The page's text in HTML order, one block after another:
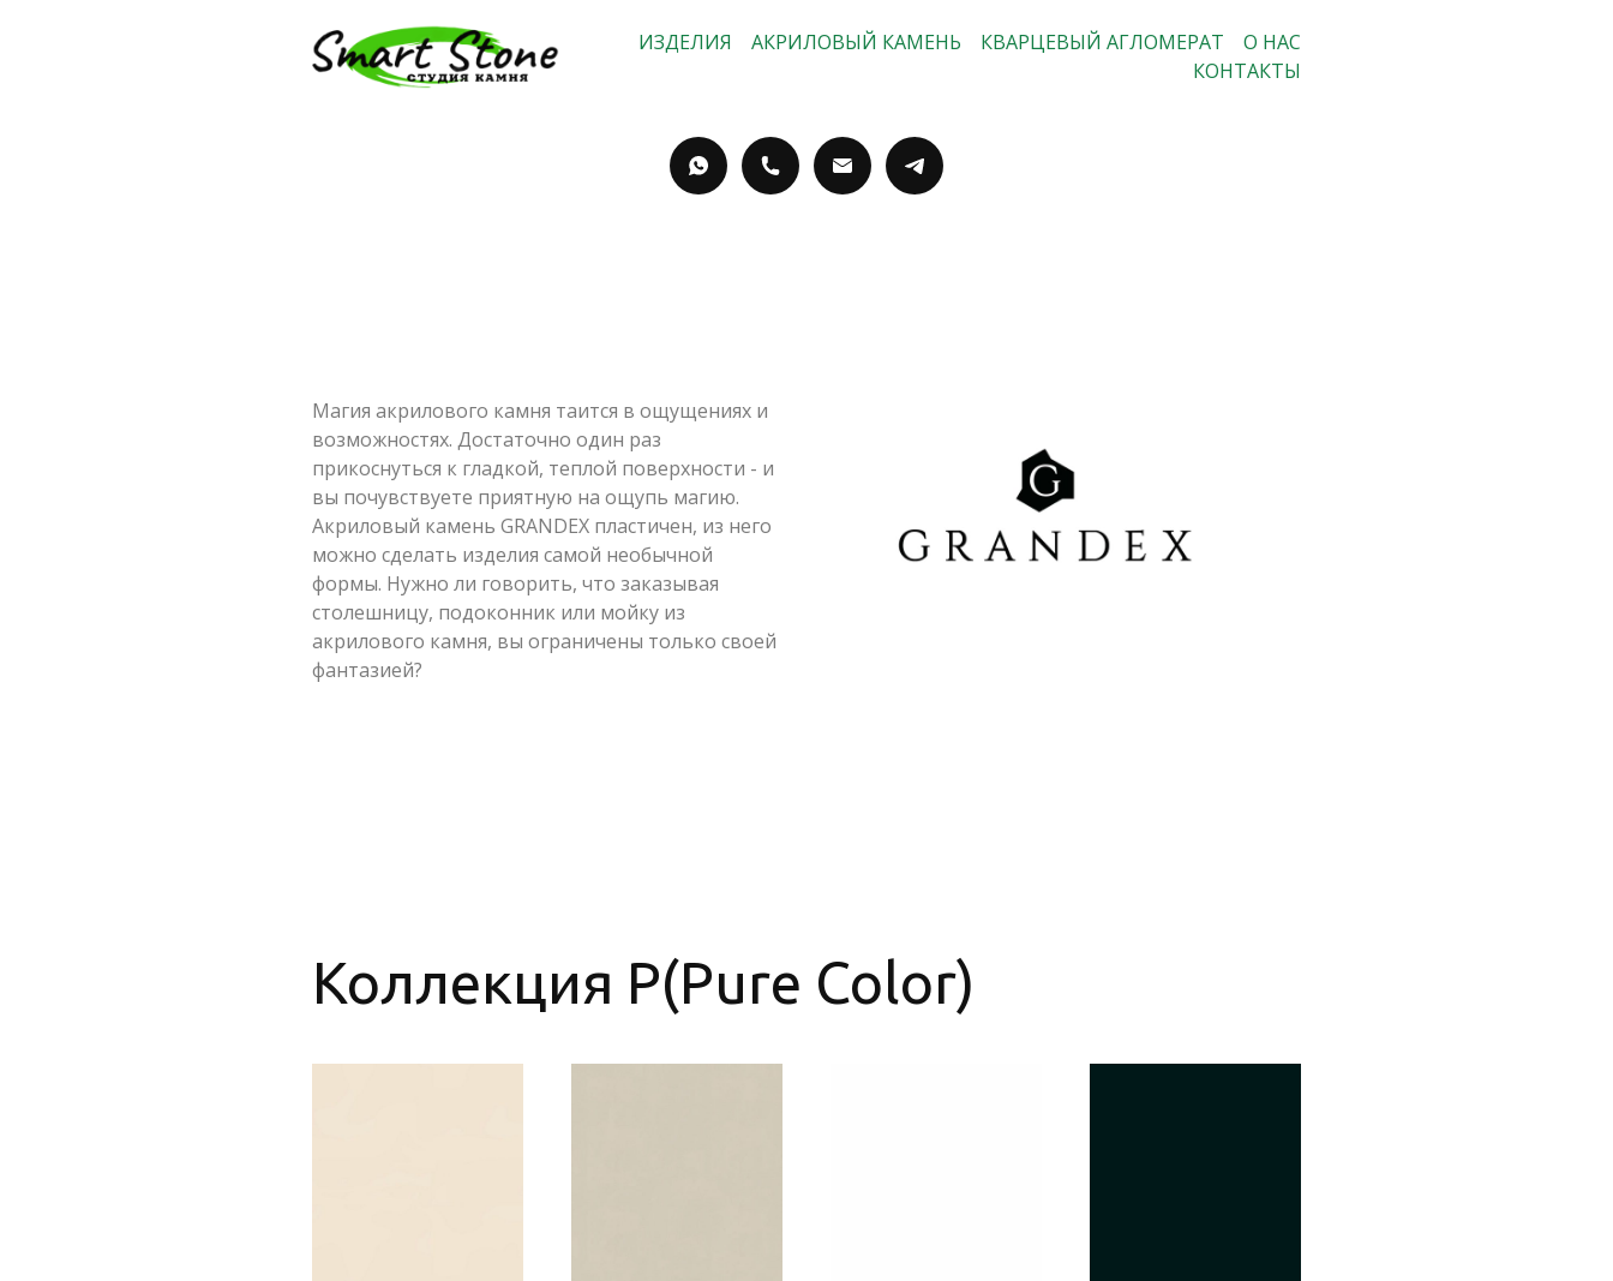
ИЗДЕЛИЯ АКРИЛОВЫЙ КАМЕНЬ КВАРЦЕВЫЙ АГЛОМЕРАТ
О НАС
КОНТАКТЫ
Магия акрилового камня таится в ощущениях и
возможностях. Достаточно один раз
прикоснуться к гладкой, теплой поверхности - и
вы почувствуете приятную на ощупь магию.
Акриловый камень GRANDEX пластичен, из него
можно сделать изделия самой необычной
формы. Нужно ли говорить, что заказывая
столешницу, подоконник или мойку из
акрилового камня, вы ограничены только своей
фантазией?
Коллекция P(Pure Color)